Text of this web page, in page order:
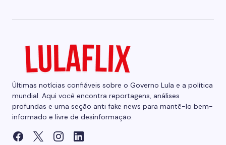
Últimas notícias confiáveis sobre o Governo Lula e a política
mundial. Aqui você encontra reportagens, análises
profundas e uma seção anti fake news para mantê-lo bem-
informado e livre de desinformação.